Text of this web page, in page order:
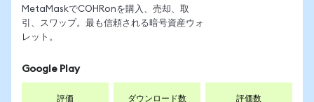
MetaMaskでCOHRonを購入、売却、取
引、スワップ。最も信頼される暗号資産ウォ
レット。
Google Play
評価 ダウンロード数 評価数